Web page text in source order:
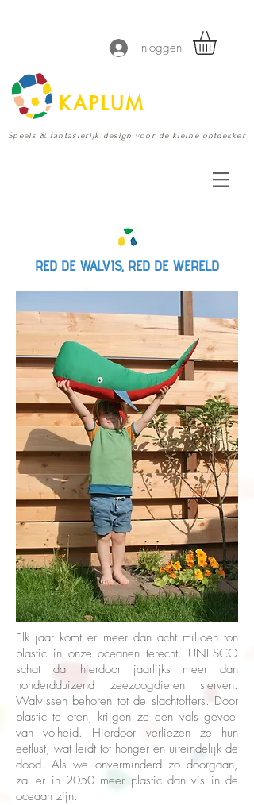
KAPLUM
Inloggen
Speels & fantasierijk design voor de kleine ontdekker
RED DE WALVIS, RED DE WERELD
Elk jaar komt er meer dan acht miljoen ton
plastic in onze oceanen terecht. UNESCO
schat dat hierdoor jaarlijks meer dan
honderdduizend zeezoogdieren sterven.
Walvissen behoren tot de slachtoffers. Door
plastic te eten, krijgen ze een vals gevoel
van volheid. Hierdoor verliezen ze hun
eetlust, wat leidt tot honger en uiteindelijk de
dood. Als we onverminderd zo doorgaan,
zal er in 2050 meer plastic dan vis in de
oceaan zijn.